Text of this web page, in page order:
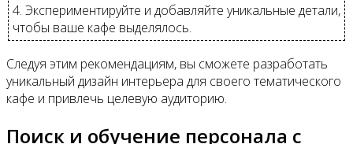
4. Экспериментируйте и добавляйте уникальные детали,
чтобы ваше кафе выделялось.
Следуя этим рекомендациям, вы сможете разработать
уникальный дизайн интерьера для своего тематического
кафе и привлечь целевую аудиторию.
Поиск и обучение персонала с